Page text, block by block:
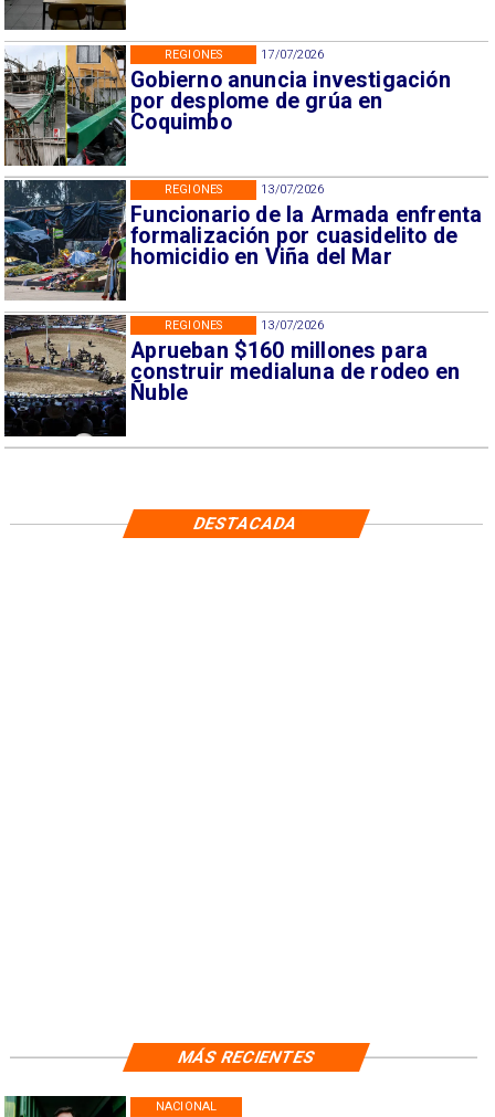
17/07/2026
Gobierno anuncia investigación
por desplome de grúa en
Coquimbo
REGIONES
13/07/2026
Funcionario de la Armada enfrenta
formalización por cuasidelito de
homicidio en Viña del Mar
REGIONES
13/07/2026
Aprueban $160 millones para
construir medialuna de rodeo en
Ñuble
REGIONES
NACIONAL
DESTACADA
MÁS RECIENTES